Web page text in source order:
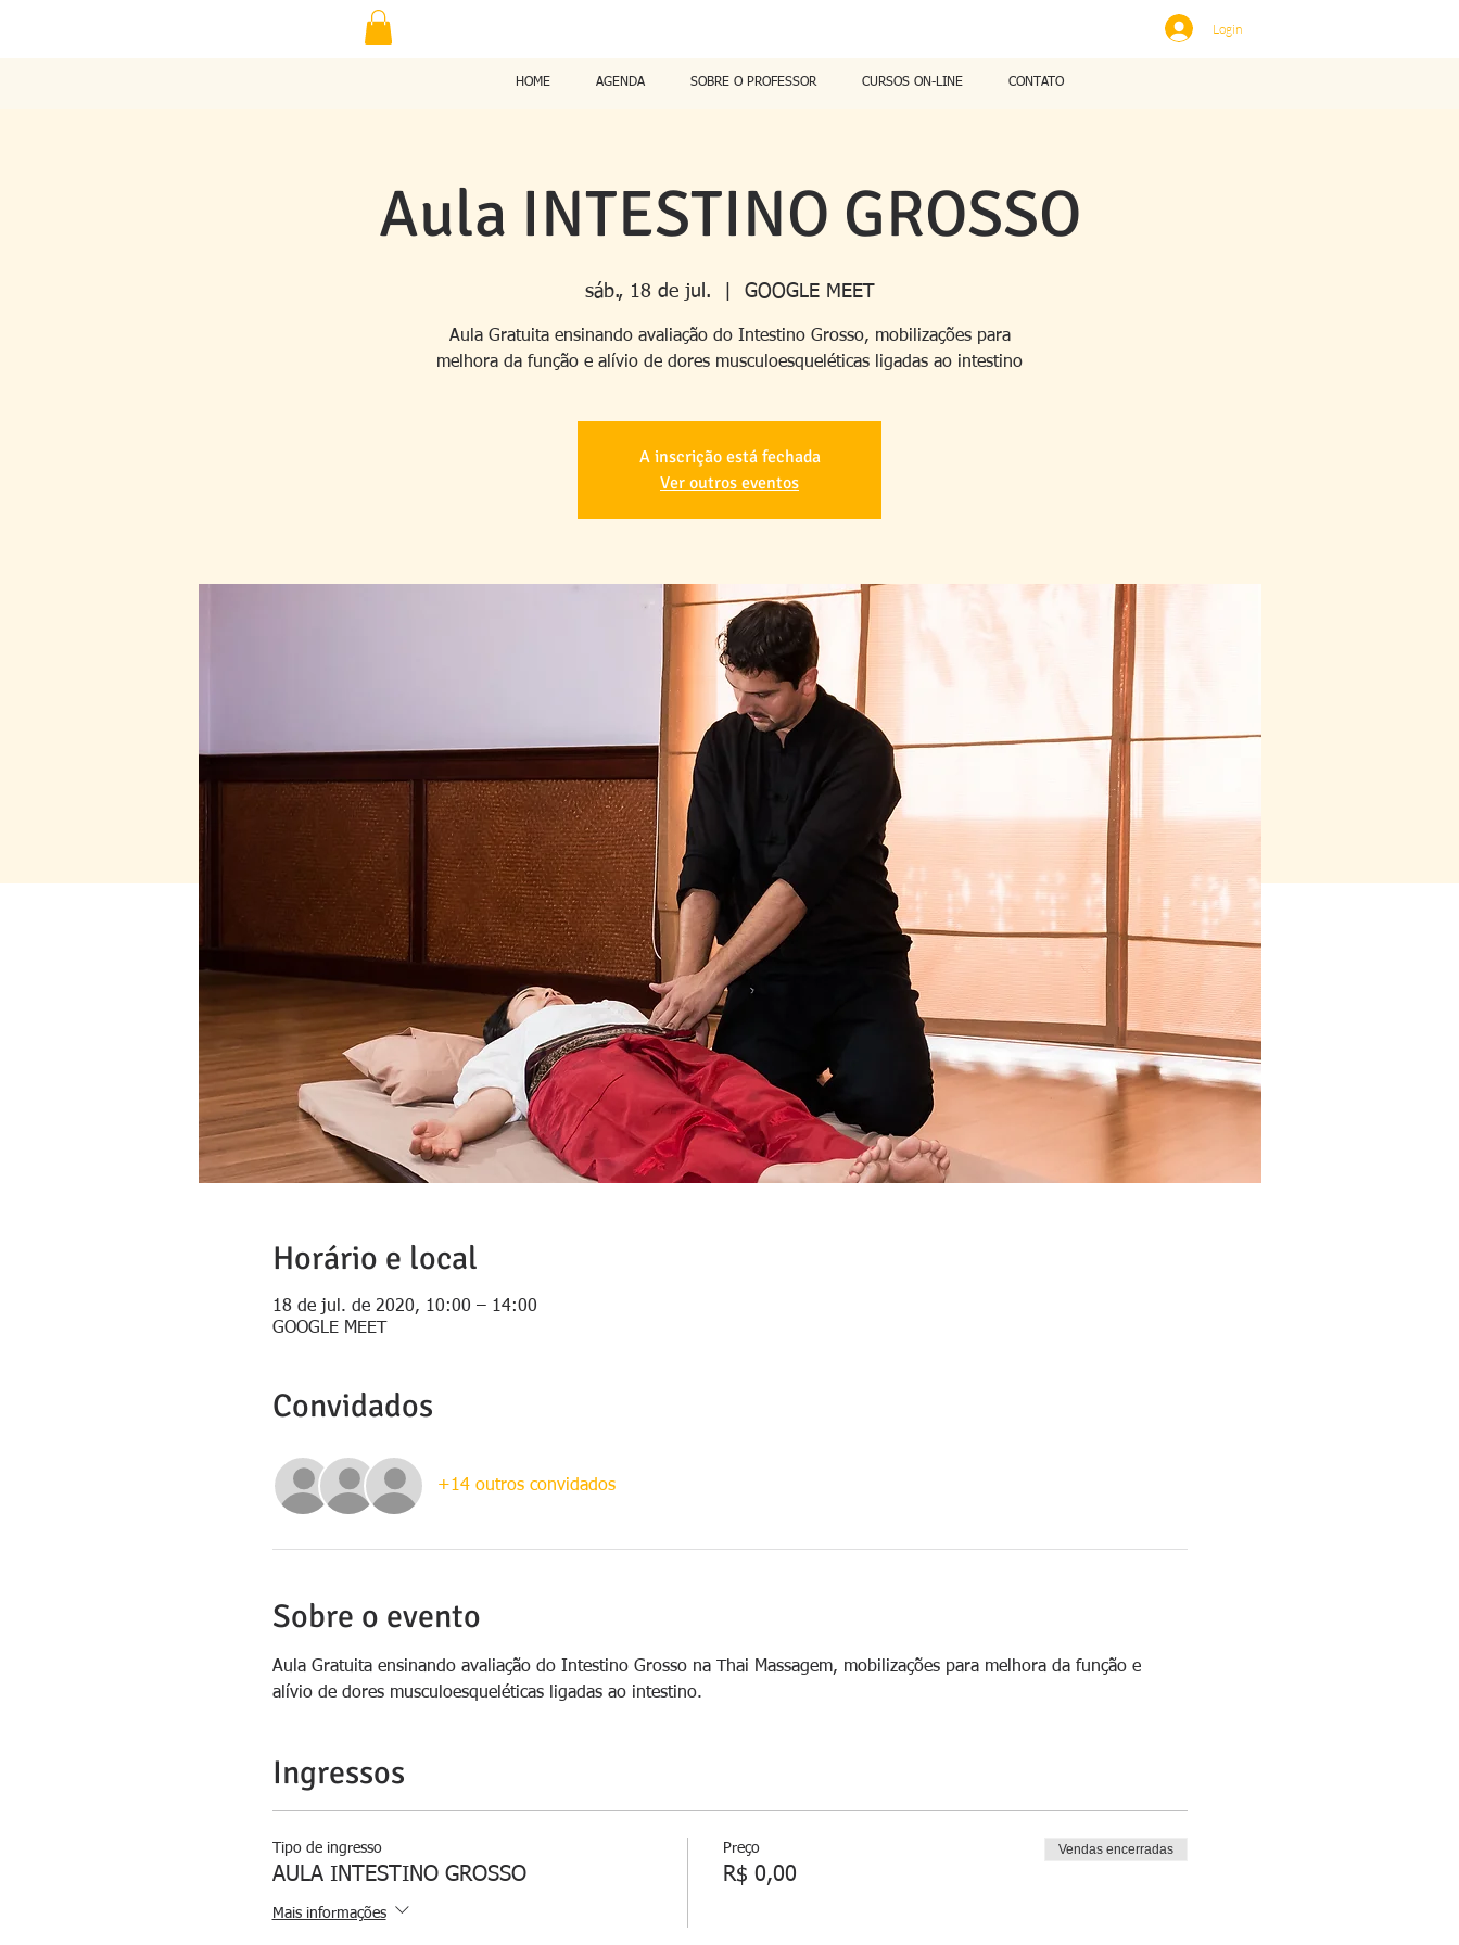
Login
HOME AGENDA SOBRE O PROFESSOR CURSOS ON-LINE CONTATO
Aula INTESTINO GROSSO
sáb., 18 de jul. GOOGLE MEET
Aula Gratuita ensinando avaliação do Intestino Grosso, mobilizações para
melhora da função e alívio de dores musculoesqueléticas ligadas ao intestino
A inscrição está fechada
Ver outros eventos
Horário e local
18 de jul. de 2020, 10:00 – 14:00
GOOGLE MEET
Convidados
+14 outros convidados
Sobre o evento
Aula Gratuita ensinando avaliação do Intestino Grosso na Thai Massagem, mobilizações para melhora da função e
alívio de dores musculoesqueléticas ligadas ao intestino.
Ingressos
Tipo de ingresso
AULA INTESTINO GROSSO
Mais informações
Preço
R$ 0,00
Vendas encerradas